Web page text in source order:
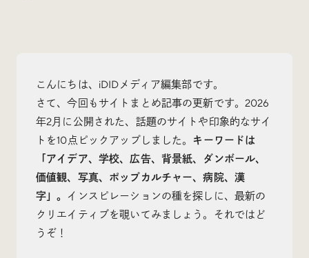
Today’s Bookmark
今日のブクマ
iDIDメディア編集部メンバーが見つけた気になるあれこ
れを、ほぼ毎日1つずつ紹介しています。
こんにちは、iDIDメディア編集部です。
さて、今回もサイトまとめ記事の更新です。2026
年2月に公開された、話題のサイトや印象的なサイ
トを10点ピックアップしました。 キーワードは
「アイデア、学校、広告、背景紙、ダンボール、
価値観、写真、ポップカルチャー、病院、漢
字」。 インスピレーションの種を探しに、最新の
クリエイティブを覗いてみましょう。それではど
うぞ！